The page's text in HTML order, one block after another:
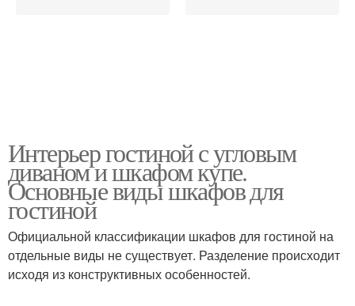
Интерьер гостиной с угловым
диваном и шкафом купе.
Основные виды шкафов для
гостиной
Официальной классификации шкафов для гостиной на
отдельные виды не существует. Разделение происходит
исходя из конструктивных особенностей.